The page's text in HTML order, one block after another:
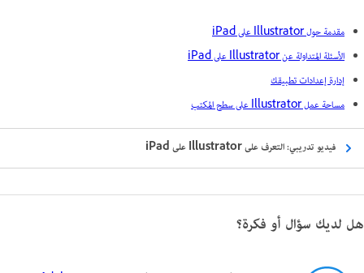
مقدمة حول Illustrator على iPad
الأسئلة المتداولة عن Illustrator على iPad
إدارة إعدادات تطبيقك
مساحة عمل Illustrator على سطح المكتب
فيديو تدريبي: التعرف على Illustrator على iPad
هل لديك سؤال أو فكرة؟